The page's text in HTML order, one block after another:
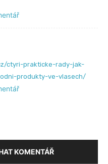
ctyri-prakticke-rady-jak-
produkty-ve-vlasech/
KOMENTÁŘ